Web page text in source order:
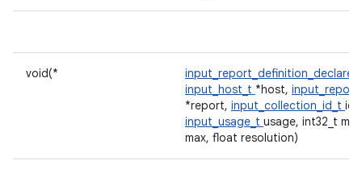
void(*
input_host_t *host,
*report, input_collection_id_t id,
input_usage_t usage, int32_t
max, float resolution)